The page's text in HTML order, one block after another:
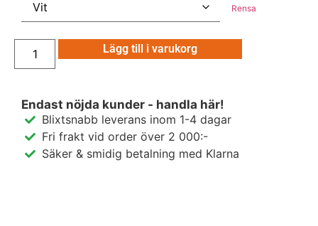
Rensa
Lägg till i varukorg
Endast nöjda kunder - handla här!
Blixtsnabb leverans inom 1-4 dagar
Fri frakt vid order över 2 000:-
Säker & smidig betalning med Klarna